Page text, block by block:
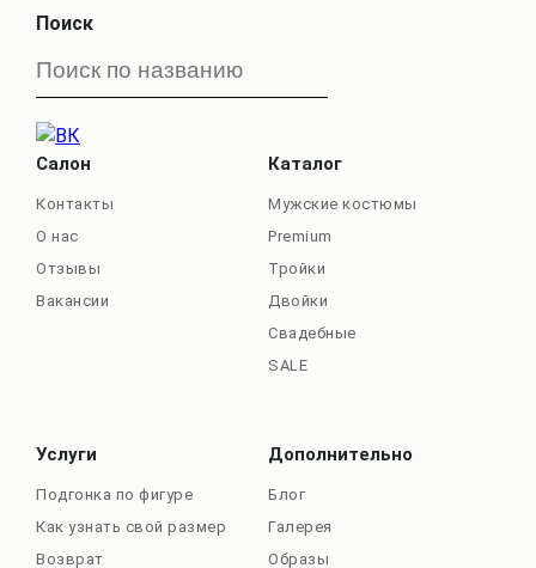
Поиск
Салон
Контакты
О нас
Отзывы
Вакансии
Каталог
Мужские костюмы
Premium
Тройки
Двойки
Свадебные
SALE
Услуги
Подгонка по фигуре
Как узнать свой размер
Возврат
Дополнительно
Блог
Галерея
Образы